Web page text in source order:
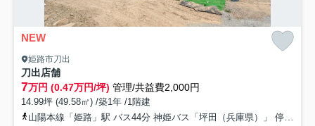
NEW
姫路市刀出
刀出店舗
7万円 (0.47万円/坪) 管理/共益費2,000円
14.99坪 (49.58㎡) /築1年 /1階建
山陽本線「姫路」駅 バス44分 神姫バス「坪田（兵庫県）」 停歩1分